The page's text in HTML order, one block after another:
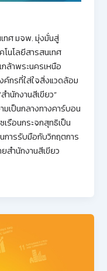
ทศ มจพ. มุ่งมั่นสู่
นโลยีสารสนเทศ
ล้าพระนครเหนือ
ค์กรที่ใส่ใจสิ่งแวดล้อม
ำนักงานสีเขียว”
เป็นกลางทางคาร์บอน
รือนกระจกสุทธิเป็น
การรับมือกับวิกฤตการ
สำนักงานสีเขียว